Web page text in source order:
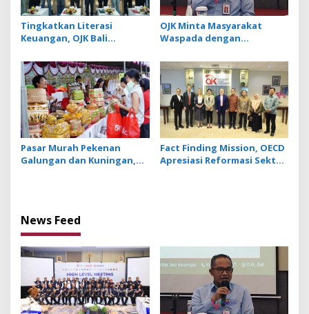
Tingkatkan Literasi
Keuangan, OJK Bali
Gelar KKN LIK di 50 Desa
OJK Minta Masyarakat
Waspada dengan
Kredit yang
Mengatasnamakan SBKKN
Pasar Murah Pekenan
Galungan dan Kuningan,
Fact Finding Mission, OECD
Apresiasi Reformasi Sektor
News Feed